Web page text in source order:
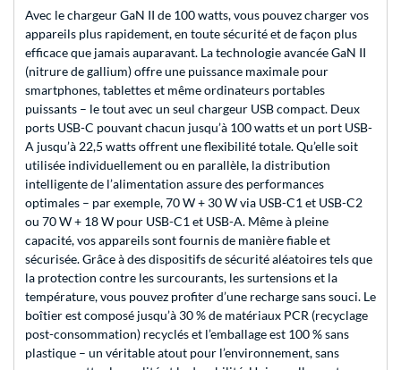
Avec le chargeur GaN II de 100 watts, vous pouvez charger vos
appareils plus rapidement, en toute sécurité et de façon plus
efficace que jamais auparavant. La technologie avancée GaN II
(nitrure de gallium) offre une puissance maximale pour
smartphones, tablettes et même ordinateurs portables
puissants – le tout avec un seul chargeur USB compact. Deux
ports USB-C pouvant chacun jusqu’à 100 watts et un port USB-
A jusqu’à 22,5 watts offrent une flexibilité totale. Qu’elle soit
utilisée individuellement ou en parallèle, la distribution
intelligente de l’alimentation assure des performances
optimales – par exemple, 70 W + 30 W via USB-C1 et USB-C2
ou 70 W + 18 W pour USB-C1 et USB-A. Même à pleine
capacité, vos appareils sont fournis de manière fiable et
sécurisée. Grâce à des dispositifs de sécurité aléatoires tels que
la protection contre les surcourants, les surtensions et la
température, vous pouvez profiter d’une recharge sans souci. Le
boîtier est composé jusqu’à 30 % de matériaux PCR (recyclage
post-consommation) recyclés et l’emballage est 100 % sans
plastique – un véritable atout pour l’environnement, sans